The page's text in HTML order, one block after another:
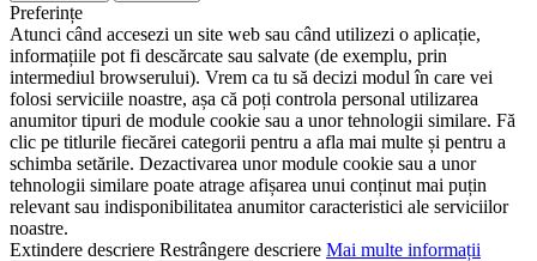
Preferințe
Atunci când accesezi un site web sau când utilizezi o aplicație,
informațiile pot fi descărcate sau salvate (de exemplu, prin
intermediul browserului). Vrem ca tu să decizi modul în care vei
folosi serviciile noastre, așa că poți controla personal utilizarea
anumitor tipuri de module cookie sau a unor tehnologii similare. Fă
clic pe titlurile fiecărei categorii pentru a afla mai multe și pentru a
schimba setările. Dezactivarea unor module cookie sau a unor
tehnologii similare poate atrage afișarea unui conținut mai puțin
relevant sau indisponibilitatea anumitor caracteristici ale serviciilor
noastre.
Extindere descriere Restrângere descriere Mai multe informații